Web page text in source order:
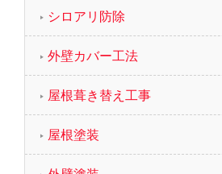
シロアリ防除
外壁カバー工法
屋根葺き替え工事
屋根塗装